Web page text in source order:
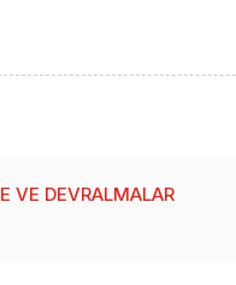
VE DEVRALMALAR